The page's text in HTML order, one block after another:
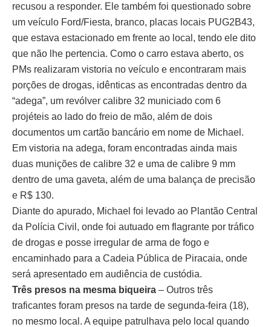
recusou a responder. Ele também foi questionado sobre
um veículo Ford/Fiesta, branco, placas locais PUG2B43,
que estava estacionado em frente ao local, tendo ele dito
que não lhe pertencia. Como o carro estava aberto, os
PMs realizaram vistoria no veículo e encontraram mais
porções de drogas, idênticas as encontradas dentro da
“adega”, um revólver calibre 32 municiado com 6
projéteis ao lado do freio de mão, além de dois
documentos um cartão bancário em nome de Michael.
Em vistoria na adega, foram encontradas ainda mais
duas munições de calibre 32 e uma de calibre 9 mm
dentro de uma gaveta, além de uma balança de precisão
e R$ 130.
Diante do apurado, Michael foi levado ao Plantão Central
da Polícia Civil, onde foi autuado em flagrante por tráfico
de drogas e posse irregular de arma de fogo e
encaminhado para a Cadeia Pública de Piracaia, onde
será apresentado em audiência de custódia.
Três presos na mesma biqueira – Outros três
traficantes foram presos na tarde de segunda-feira (18),
no mesmo local. A equipe patrulhava pelo local quando